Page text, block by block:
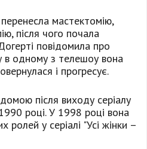
мастектомію,
після чого почала
повідомила про
в одному з телешоу вона
і прогресує.
після виходу серіалу
році. У 1998 році вона
ролей у серіалі "Усі жінки –